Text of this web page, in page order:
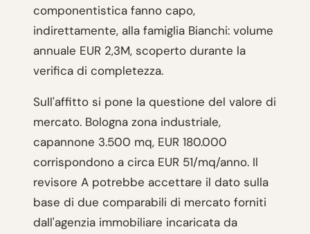
componentistica fanno capo,
indirettamente, alla famiglia Bianchi: volume
annuale EUR 2,3M, scoperto durante la
verifica di completezza.
Sull'affitto si pone la questione del valore di
mercato. Bologna zona industriale,
capannone 3.500 mq, EUR 180.000
corrispondono a circa EUR 51/mq/anno. Il
revisore A potrebbe accettare il dato sulla
base di due comparabili di mercato forniti
dall'agenzia immobiliare incaricata da